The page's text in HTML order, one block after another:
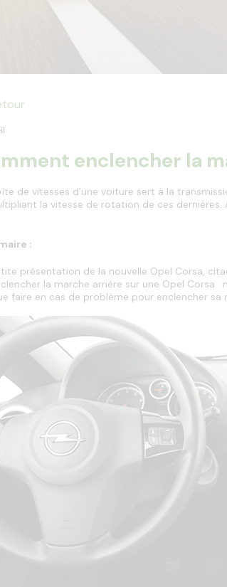
enclencher la
de vitesses d’une voiture sert à la
la vitesse de rotation de ces dernières.
:
présentation de la nouvelle Opel Corsa,
la marche arrière sur une Opel Corsa :
faire en cas de problème pour enclencher sa